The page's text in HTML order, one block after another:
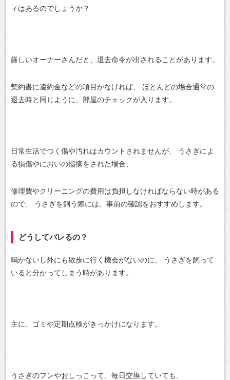
ィはあるのでしょうか？
厳しいオーナーさんだと、退去命令が出されることがあります。
契約書に違約金などの項目がなければ、
ほとんどの場合通常の
退去時と同じように、部屋のチェックが入ります。
日常生活でつく傷や汚れはカウントされませんが、
うさぎによ
る損傷やにおいの指摘をされた場合、
修理費やクリーニングの費用は負担しなければならない時がある
ので、
うさぎを飼う際には、事前の確認をおすすめします。
どうしてバレるの？
鳴かないし外にも散歩に行く機会がないのに、
うさぎを飼って
いると分かってしまう時があります。
主に、ゴミや定期点検がきっかけになります。
うさぎのフンやおしっこって、毎日交換していても、